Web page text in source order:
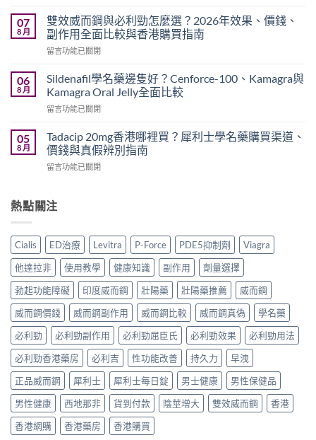
用
嗎？
Cialis
常
副
作
注
事
項
與
正
貨
買
指
南〉
中
而
鋼
香
港
錢
2026
Viagra
粒
多
錢？
與
藥
購
買
比
較〉
中
07
8 月
雙效威而鋼與必利勁怎麼選？2026年效果、價錢、
副作用全面比較與香港購買指南
在
效
威
而
鋼
必
利
勁
怎
2026
果、
價
錢、
副
作
用
全
面
較
與
香
港
購
買
指
南〉
留言功能已關閉
06
8 月
Sildenafil學名藥邊隻好？Cenforce-100、Kamagra與
Kamagra Oral Jelly全面比較
在
學
名
藥
邊
Cenforce-
與
Kamagra
Oral
Jelly
全
面
比
較〉
留言功能已關閉
05
8 月
Tadacip 20mg香港哪裡買？犀利士學名藥購買渠道、
價錢與真假辨別指南
在
香
港
裡
買？
犀
利
士
學
名
藥
買
渠
道、
價
錢
與
真
假
留言功能已關閉
熱點關注
Cialis ED治療 Levitra P-Force PDE5抑制劑
Viagra
他達拉非
使用教學 健康知識 副作用
劑量選擇
勃起功能障礙
印度威而鋼 壯陽藥 壯陽藥推薦
威而鋼
威而鋼價錢
威而鋼副作用 威而鋼比較 威而鋼真偽
學名藥
必利勁
必利勁副作用 必利勁屈臣氏 必利勁效果
必利勁用法
必利勁香港藥房
必利吉 性功能改善 持久力
早洩
正品威而鋼
犀利士 犀利士每日錠 男士健康
男性保健品
男性健康
西地那非 貨到付款 陰莖增大 雙效威而鋼
香港
香港網購
香港藥房 香港購買